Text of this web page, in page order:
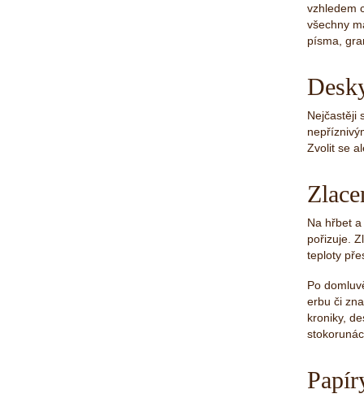
vzhledem
všechny
písma,
Nejčastěji
Zvolit se
Na hřbet
pořizuje.
teploty
Po
erbu či
kroniky,